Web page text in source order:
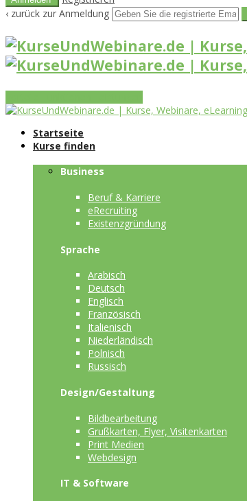
‹ zurück zur Anmeldung
Startseite
Kurse finden
Business
Beruf & Karriere
eRecruiting
Existenzgründung
Sprache
Arabisch
Deutsch
Englisch
Französisch
Italienisch
Niederländisch
Polnisch
Russisch
Design/Gestaltung
Bildbearbeitung
Grußkarten, Flyer, Visitenkarten
Print Medien
Webdesign
IT & Software